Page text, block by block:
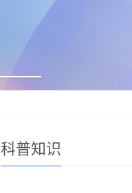
科普知识